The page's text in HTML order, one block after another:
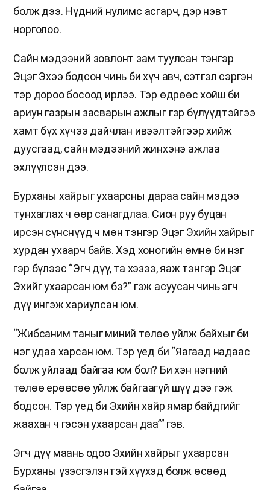
болж дээ. Нүдний нулимс асгарч, дэр нэвт
норголоо.
Сайн мэдээний зовлонт зам туулсан тэнгэр
Эцэг Эхээ бодсон чинь би хүч авч, сэтгэл сэргэн
тэр дороо босоод ирлээ. Тэр өдрөөс хойш би
ариун газрын засварын ажлыг гэр бүлүүдтэйгээ
хамт бүх хүчээ дайчлан ивээлтэйгээр хийж
дуусгаад, сайн мэдээний жинхэнэ ажлаа
эхлүүлсэн дээ.
Бурханы хайрыг ухаарсны дараа сайн мэдээ
тунхаглах ч өөр санагдлаа. Сион руу буцан
ирсэн сүнснүүд ч мөн тэнгэр Эцэг Эхийн хайрыг
хурдан ухаарч байв. Хэд хоногийн өмнө би нэг
гэр бүлээс “Эгч дүү, та хэзээ, яаж тэнгэр Эцэг
Эхийг ухаарсан юм бэ?” гэж асуусан чинь эгч
дүү ингэж хариулсан юм.
“Жибсаним таныг миний төлөө уйлж байхыг би
нэг удаа харсан юм. Тэр үед би “Яагаад надаас
болж уйлаад байгаа юм бол? Би хэн нэгний
төлөө ерөөсөө уйлж байгаагүй шүү дээ гэж
бодсон. Тэр үед би Эхийн хайр ямар байдгийг
жаахан ч гэсэн ухаарсан даа”” гэв.
Эгч дүү маань одоо Эхийн хайрыг ухаарсан
Бурханы үзэсгэлэнтэй хүүхэд болж өсөөд